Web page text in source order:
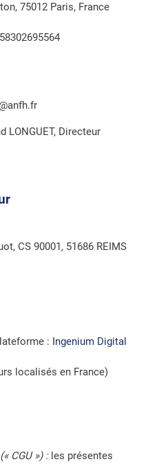
75012 Paris, France
LONGUET, Directeur
CS 90001, 51686 REIMS
: Ingenium Digital
localisés en France)
CGU ») :les présentes